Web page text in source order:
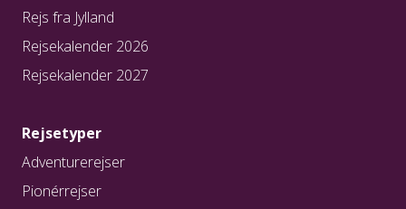
Rejs fra Jylland
Rejsekalender 2026
Rejsekalender 2027
Rejsetyper
Adventurerejser
Pionérrejser